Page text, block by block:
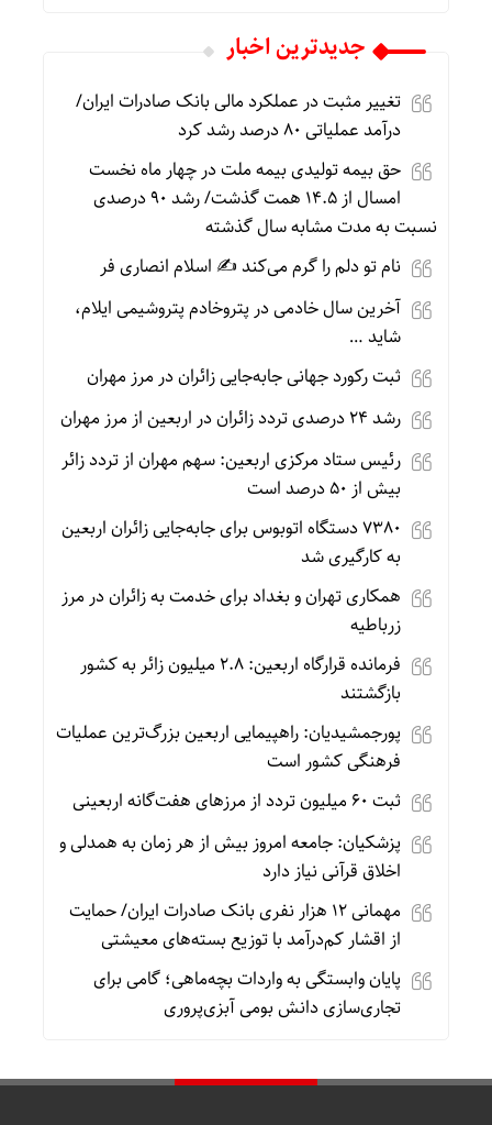
جديدترين اخبار
تغییر مثبت در عملکرد مالی بانک صادرات ایران/
درآمد عملیاتی ۸۰ درصد رشد کرد
حق بیمه تولیدی بیمه ملت در چهار ماه نخست
امسال از ۱۴.۵ همت گذشت/ رشد ۹۰ درصدی
نسبت به مدت مشابه سال گذشته
نام تو دلم را گرم می‌کند ✍️ اسلام انصاری فر
آخرین سال خادمی در پتروخادم پتروشیمی ایلام،
شاید …
ثبت رکورد جهانی جابه‌جایی زائران در مرز مهران
رشد ۲۴ درصدی تردد زائران در اربعین از مرز مهران
رئیس ستاد مرکزی اربعین: سهم مهران از تردد زائر
بیش از ۵۰ درصد است
۷۳۸۰ دستگاه اتوبوس برای جابه‌جایی زائران اربعین
به‌ کارگیری شد
همکاری تهران و بغداد برای خدمت به زائران در مرز
زرباطیه
فرمانده قرارگاه اربعین: ۲.۸ میلیون زائر به کشور
بازگشتند
پورجمشیدیان: راهپیمایی اربعین بزرگ‌ترین عملیات
فرهنگی کشور است
ثبت ۶۰ میلیون تردد از مرزهای هفت‌گانه اربعینی
پزشکیان: جامعه امروز بیش از هر زمان به همدلی و
اخلاق قرآنی نیاز دارد
مهمانی ۱۲ هزار نفری بانک صادرات ایران/ حمایت
از اقشار کم‌درآمد با توزیع بسته‌های معیشتی
پایان وابستگی به واردات بچه‌ماهی؛ گامی برای
تجاری‌سازی دانش بومی آبزی‌پروری